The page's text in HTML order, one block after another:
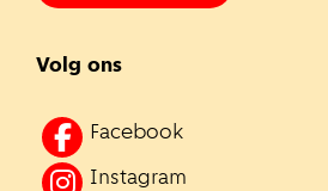
Volg ons
Facebook
Instagram